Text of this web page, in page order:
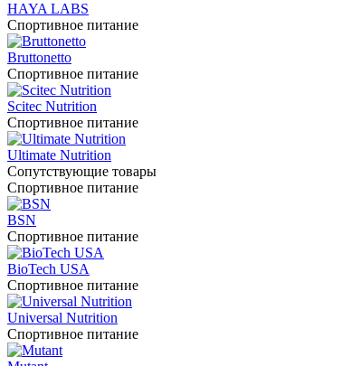
HAYA LABS
Спортивное питание
Bruttonetto
Спортивное питание
Scitec Nutrition
Спортивное питание
Ultimate Nutrition
Сопутствующие товары
Спортивное питание
BSN
Спортивное питание
BioTech USA
Спортивное питание
Universal Nutrition
Спортивное питание